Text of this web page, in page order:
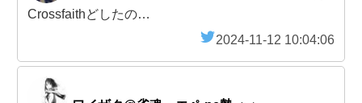
Crossfaithどしたの…
2024-11-12 10:04:06